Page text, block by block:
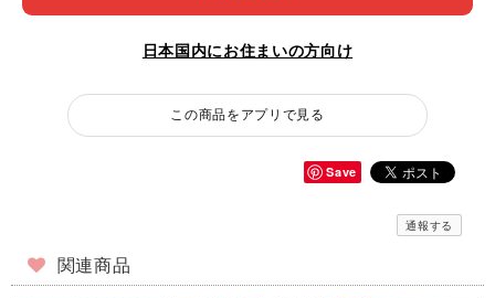
日本国内にお住まいの方向け
この商品をアプリで見る
Save
通報する
関連商品